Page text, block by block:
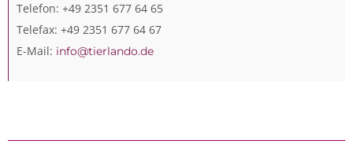
Telefon: +49 2351 677 64 65
Telefax: +49 2351 677 64 67
E-Mail: info@tierlando.de